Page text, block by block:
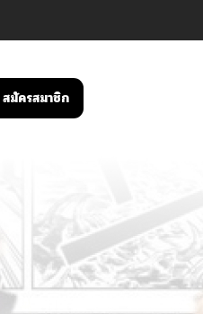
สมัครสมาชิก